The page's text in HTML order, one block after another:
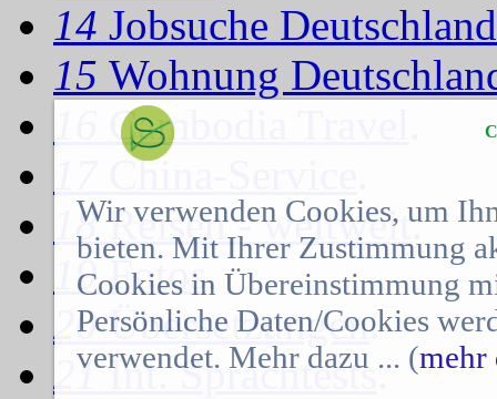
14 Jobsuche Deutschland
15 Wohnung
Cambodia Travel
China-Service
18Reisen - weltweit.
19Fotos.
20Übersetzungen.
21Int. Sprachtests .
Wir verwenden Cookies, um
bieten. Mit Ihrer Zustimmung
Cookies in Übereinstimmung
Persönliche Daten/Cookies
verwendet. Mehr dazu ... (mehr